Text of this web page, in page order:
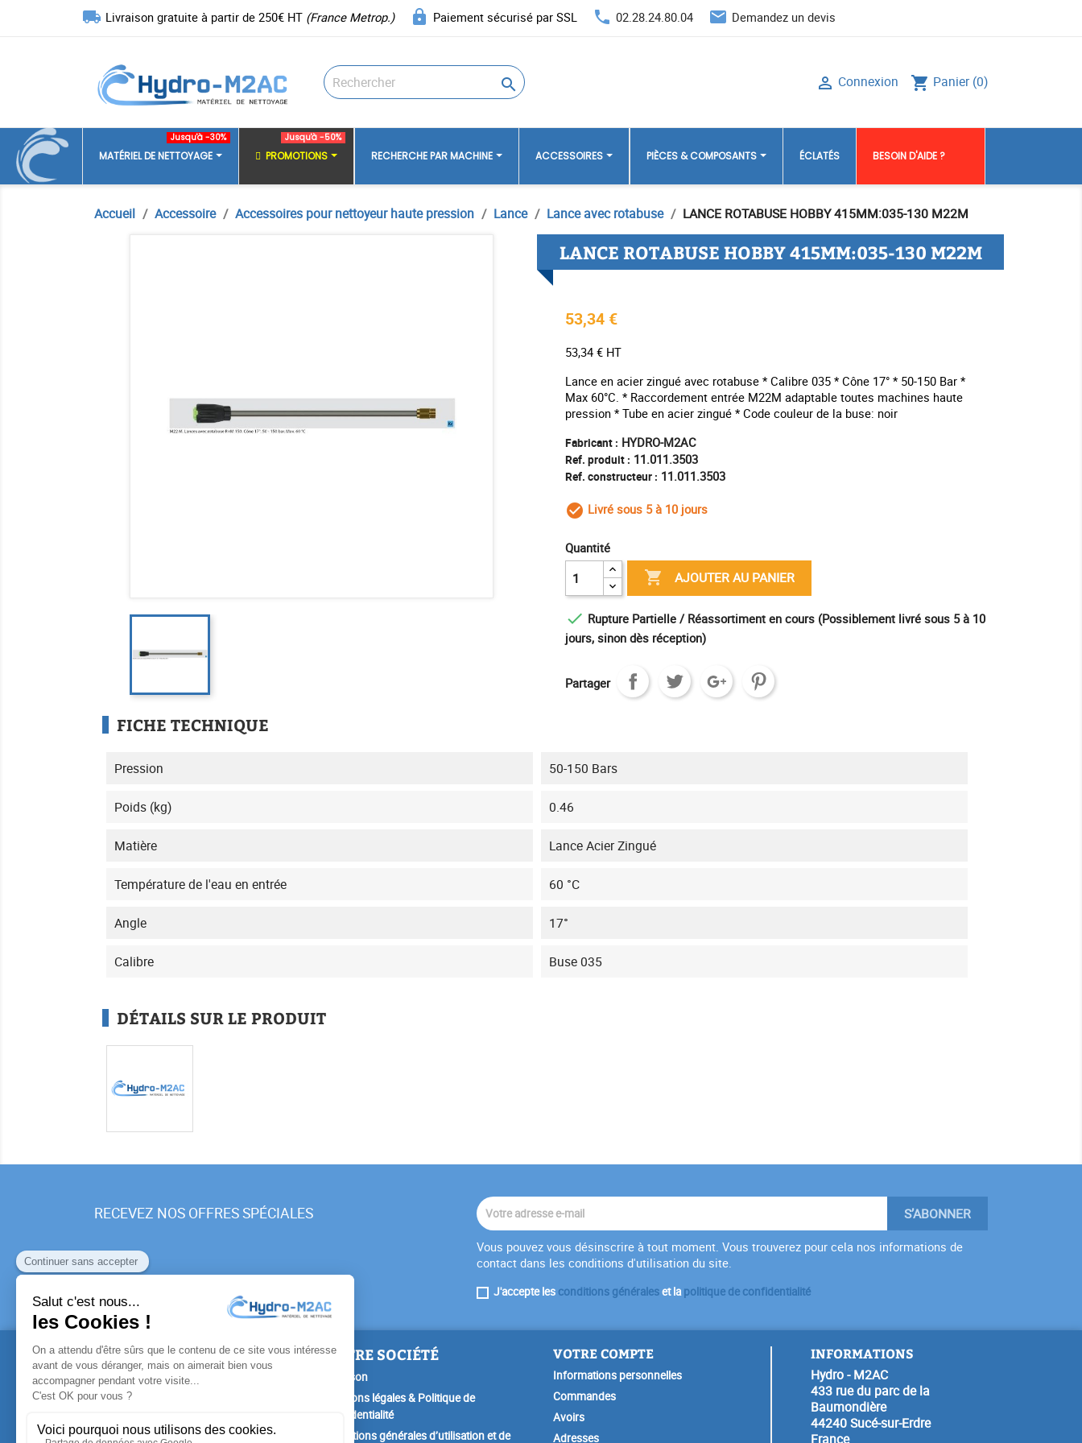
local_shipping Livraison gratuite à partir de 250€ HT (France Metrop.) lock Paiement sécurisé par SSL phone 02.28.24.80.04 email Demandez un devis
 shopping_cart Panier (0)
 Connexion
MATÉRIEL DE NETTOYAGE
Jusqu'à -30%
PROMOTIONS
Jusqu'à -50%
RECHERCHE PAR MACHINE ACCESSOIRES PIÈCES & COMPOSANTS ÉCLATÉS BESOIN D'AIDE ?
Accueil Accessoire Accessoires pour nettoyeur haute pression Lance Lance avec rotabuse LANCE ROTABUSE HOBBY 415MM:035-130 M22M
LANCE ROTABUSE HOBBY 415MM:035-130 M22M
53,34 €
53,34 € HT
Lance en acier zingué avec rotabuse * Calibre 035 * Cône 17° * 50-150 Bar *
Max 60°C. * Raccordement entrée M22M adaptable toutes machines haute
pression * Tube en acier zingué * Code couleur de la buse: noir
Fabricant : HYDRO-M2AC
Ref. produit : 11.011.3503
Ref. constructeur : 11.011.3503
check_circle_outline
Livré sous 5 à 10 jours
Quantité
 AJOUTER AU PANIER
 Rupture Partielle / Réassortiment en cours (Possiblement livré sous 5 à 10
jours, sinon dès réception)
Partager
FICHE TECHNIQUE
Pression 50-150 Bars
Poids (kg) 0.46
Matière Lance Acier Zingué
Température de l'eau en entrée 60 °C
Angle 17°
Calibre Buse 035
DÉTAILS SUR LE PRODUIT
RECEVEZ NOS OFFRES SPÉCIALES
Vous pouvez vous désinscrire à tout moment. Vous trouverez pour cela nos informations de
contact dans les conditions d'utilisation du site.
J'accepte les conditions généraleset lapolitique de confidentialité
PRODUITS
Promotions
Nouveaux produits
NOTRE SOCIÉTÉ
Livraison
Mentions légales & Politique de
Confidentialité
Conditions générales d’utilisation et de
VOTRE COMPTE
Informations personnelles
Commandes
Avoirs
Adresses
INFORMATIONS
Hydro - M2AC
433 rue du parc de la
Baumondière
44240 Sucé-sur-Erdre
France